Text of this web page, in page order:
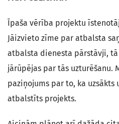
Īpaša vērība projektu
Jāizvieto zīme par atbalsta
atbalsta dienesta pārstāvji,
jārūpējas par tās uzturēšanu.
paziņojums par to, ka uzsākts
atbalstīts projekts.